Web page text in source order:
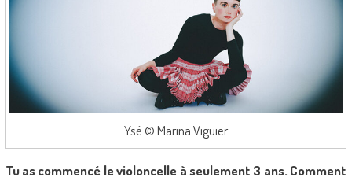
Ysé © Marina Viguier
Tu as commencé le violoncelle à seulement 3 ans. Comment